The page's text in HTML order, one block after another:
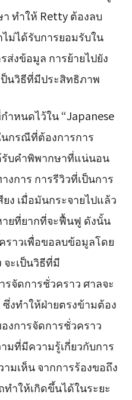
ทำให้ Retty ต้องลบ
ม่ได้รับการยอมรับใน
งข้อมูล การย้ายไปยัง
ป็นวิธีที่มีประสิทธิภาพ
ำหนดไว้ใน “Japanese
นกรณีที่ต้องการการ
รับคำพิพากษาที่แน่นอน
งการ การรีวิวที่เป็นการ
ง เมื่อมันกระจายไปแล้ว
ายที่ยากที่จะฟื้นฟู ดังนั้น
ราวเพื่อขอลบข้อมูลโดย
จะเป็นวิธีที่มี
จัดการชั่วคราว ศาลจะ
งทำให้ฝ่ายตรงข้ามต้อง
งการจัดการชั่วคราว
ที่มีความรู้เกี่ยวกับการ
มเห็น จากการร้องขอถึง
ำให้เกิดขึ้นได้ในระยะ